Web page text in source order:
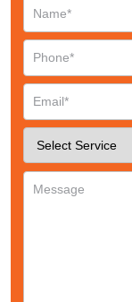
Request a
Name
Email*